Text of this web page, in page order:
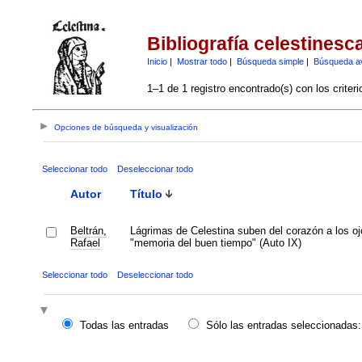
Bibliografía
Inicio| Mostrar todo| Búsqueda simple| Búsqueda
1–1 de 1 registro encontrado(s) con los
Opciones de búsqueda y visualización
Seleccionar todo Deseleccionar todo
Autor Título
Beltrán,
Rafael
Lágrimas de Celestina suben del corazón a los
"memoria del buen tiempo" (Auto IX)
Seleccionar todo Deseleccionar todo
Todas las entradas
Sólo las entradas seleccionadas: